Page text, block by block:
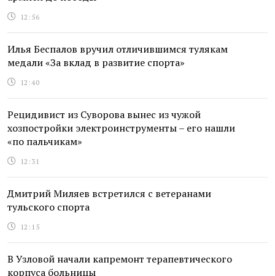
12:56
Илья Беспалов вручил отличившимся тулякам
медали «За вклад в развитие спорта»
12:40
Рецидивист из Суворова вынес из чужой
хозпостройки электроинструменты – его нашли
«по пальчикам»
12:31
Дмитрий Миляев встретился с ветеранами
тульского спорта
12:15
В Узловой начали капремонт терапевтического
корпуса больницы